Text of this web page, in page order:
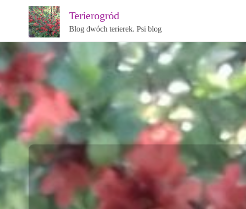
Terierogród
Blog dwóch terierek. Psi blog